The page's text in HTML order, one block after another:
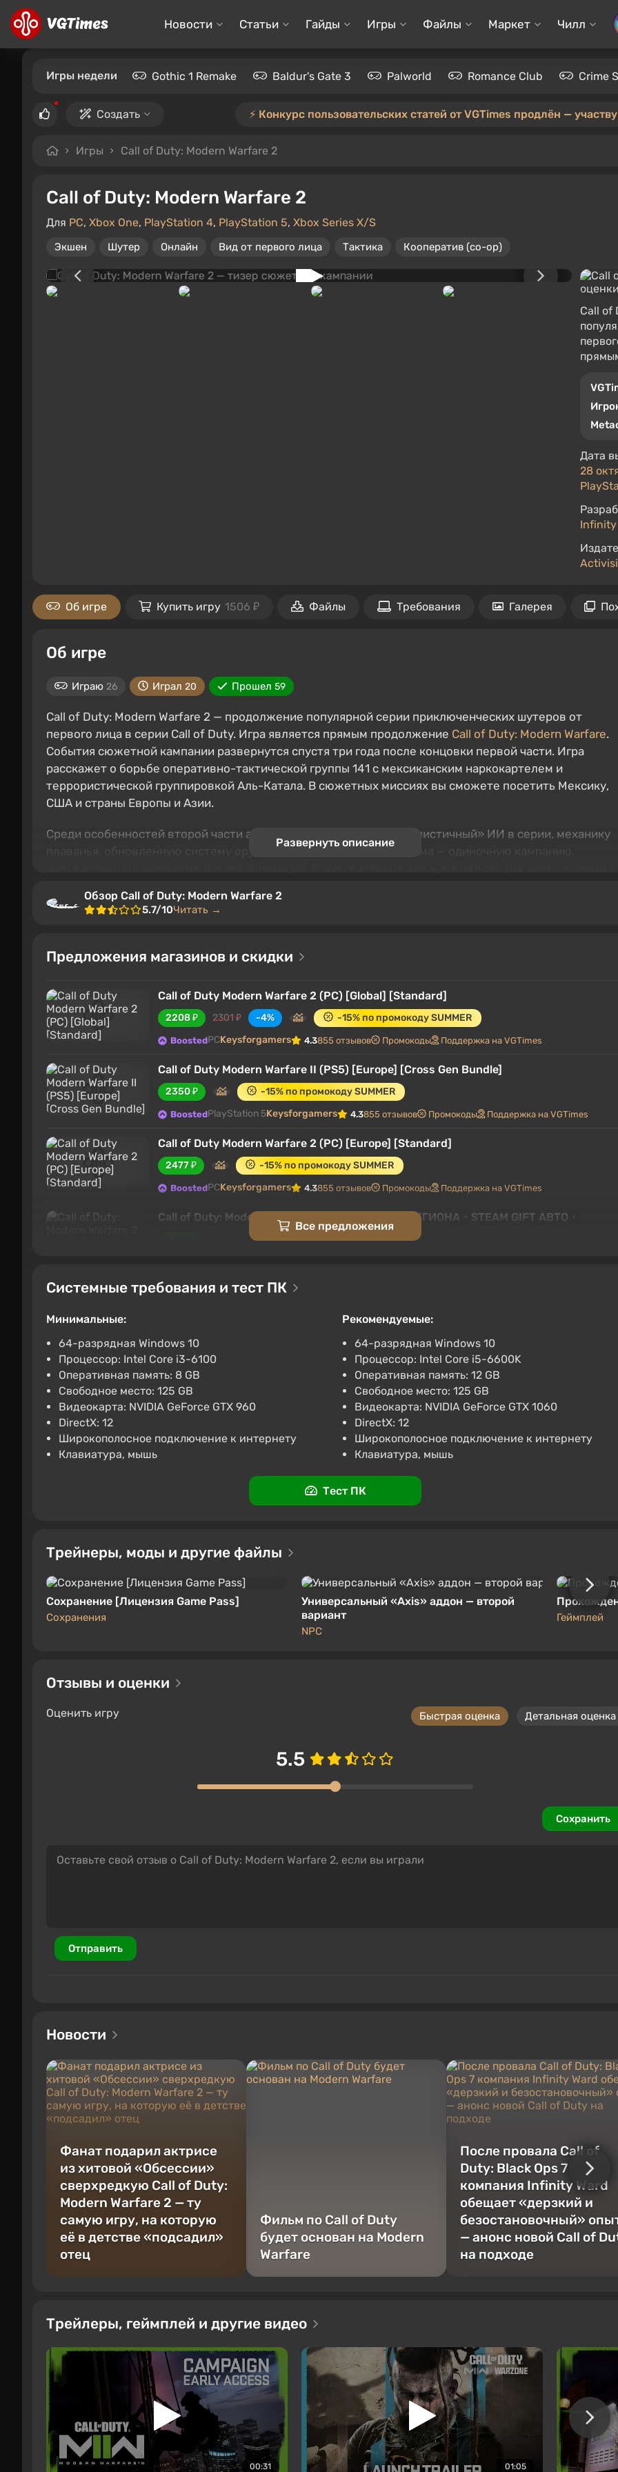
Новости Статьи Гайды Игры Файлы Маркет Чилл
Игры недели Gothic 1 Remake Baldur's Gate 3 Palworld Romance Club Crime
Создать ⚡️ Конкурс пользовательских статей от VGTimes продлён —
Игры Call of Duty: Modern Warfare 2
Call of Duty: Modern Warfare 2
Для PC, Xbox One, PlayStation 4, PlayStation 5, Xbox Series X/S
Экшен Шутер Онлайн Вид от первого лица Тактика Кооператив (co-op)
Call of
Дата
28
Infinity
Об игре Купить игру 1506 ₽ Файлы Требования Галерея
Об игре
Играю 26 Играл 20 Прошел 59
Call of Duty: Modern Warfare 2 — продолжение популярной серии приключенческих шутеров от
первого лица в серии Call of Duty. Игра является прямым продолжение Call of Duty: Modern Warfare.
События сюжетной кампании развернутся спустя три года после концовки первой части. Игра
расскажет о борьбе оперативно-тактической группы 141 с мексиканским наркокартелем и
террористической группировкой Аль-Катала. В сюжетных миссиях вы сможете посетить Мексику,
США и страны Европы и Азии.
Среди особенностей второй части авторы выделяют «самый реалистичный» ИИ в серии, механику
плаванья, обновленную систему оружейного тюнинга и три режима — одиночную кампанию,
Развернуть описание
Обзор Call of Duty: Modern Warfare 2
5.7/10Читать →
Предложения магазинов и скидки
Call of Duty Modern Warfare 2 (PC) [Global] [Standard]
2208 ₽ 2301 ₽ -4% -15% по промокоду SUMMER
BoostedPCKeysforgamers 4.3855 отзывов Промокоды Поддержка на VGTimes
Call of Duty Modern Warfare II (PS5) [Europe] [Cross Gen Bundle]
2350 ₽ -15% по промокоду SUMMER
BoostedPlayStation 5Keysforgamers 4.3855 отзывов Промокоды Поддержка на VGTimes
Call of Duty Modern Warfare 2 (PC) [Europe] [Standard]
2477 ₽ -15% по промокоду SUMMER
BoostedPCKeysforgamers 4.3855 отзывов Промокоды Поддержка на VGTimes
Call of Duty: Modern Warfare 2 (ROW)・ВЫБОР РЕГИОНА・STEAM GIFT АВТО・
ggsel
4.2 Поддержка на VGTimes
Call of Duty : Modern Warfare 2 (2009) PC (Microsoft Store) Ключ
1637 ₽
Поддержка на VGTimes
Все предложения
Системные требования и тест ПК
Минимальные:
64-разрядная Windows 10
Процессор: Intel Core i3-6100
Оперативная память: 8 GB
Свободное место: 125 GB
Видеокарта: NVIDIA GeForce GTX 960
DirectX: 12
Широкополосное подключение к интернету
Клавиатура, мышь
Рекомендуемые:
64-разрядная Windows 10
Процессор: Intel Core i5-6600K
Оперативная память: 12 GB
Свободное место: 125 GB
Видеокарта: NVIDIA GeForce GTX 1060
DirectX: 12
Широкополосное подключение к интернету
Клавиатура, мышь
Тест ПК
Трейнеры, моды и другие файлы
Сохранение [Лицензия Game Pass]
Сохранения
Универсальный «Axis» аддон — второй
вариант
NPC
Геймплей
Отзывы и оценки
Оценить игру Быстрая оценка Детальная оценка
5.5
Сохранить
Отправить
Новости
Фанат подарил актрисе
из хитовой «Обсессии»
сверхредкую Call of Duty:
Modern Warfare 2 — ту
самую игру, на которую
её в детстве «подсадил»
отец
Фильм по Call of Duty
будет основан на Modern
Warfare
После провала Call of
Duty: Black Ops 7
компания Infinity Ward
обещает «дерзкий и
безостановочный»
— анонс новой Call of
на подходе
Трейлеры, геймплей и другие видео
00:31 01:05